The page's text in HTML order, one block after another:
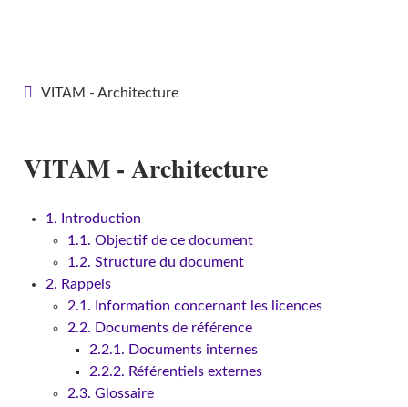
VITAM - Architecture
VITAM - Architecture
1. Introduction
1.1. Objectif de ce document
1.2. Structure du document
2. Rappels
2.1. Information concernant les licences
2.2. Documents de référence
2.2.1. Documents internes
2.2.2. Référentiels externes
2.3. Glossaire